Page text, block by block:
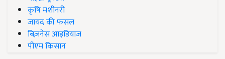
कृषि मशीनरी
जायद की फसल
बिज़नेस आइडियाज
पीएम किसान